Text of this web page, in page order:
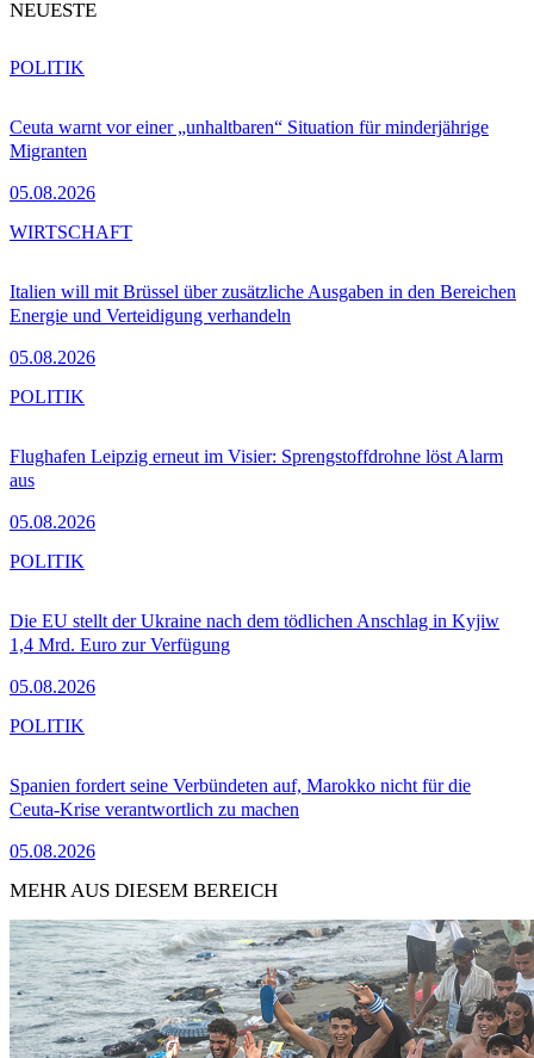
NEUESTE
Ceuta warnt vor einer „unhaltbaren“ Situation für minderjährige
Migranten
05.08.2026
POLITIK
Italien will mit Brüssel über zusätzliche Ausgaben in den Bereichen
Energie und Verteidigung verhandeln
05.08.2026
WIRTSCHAFT
Flughafen Leipzig erneut im Visier: Sprengstoffdrohne löst Alarm
aus
05.08.2026
POLITIK
Die EU stellt der Ukraine nach dem tödlichen Anschlag in Kyjiw
1,4 Mrd. Euro zur Verfügung
05.08.2026
POLITIK
Spanien fordert seine Verbündeten auf, Marokko nicht für die
Ceuta-Krise verantwortlich zu machen
05.08.2026
POLITIK
MEHR AUS DIESEM BEREICH